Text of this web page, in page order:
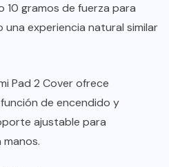
10 gramos de fuerza para
experiencia natural similar
Pad 2 Cover ofrece
de encendido y
ajustable para